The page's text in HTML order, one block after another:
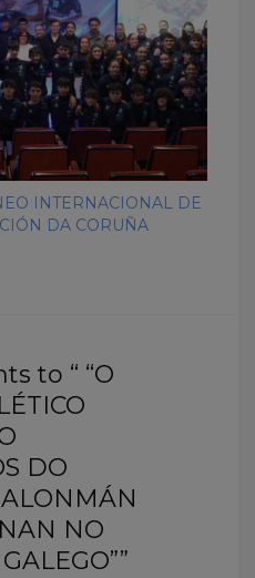
INTERNACIONAL DE
DA CORUÑA
to “ “O
DO
NO